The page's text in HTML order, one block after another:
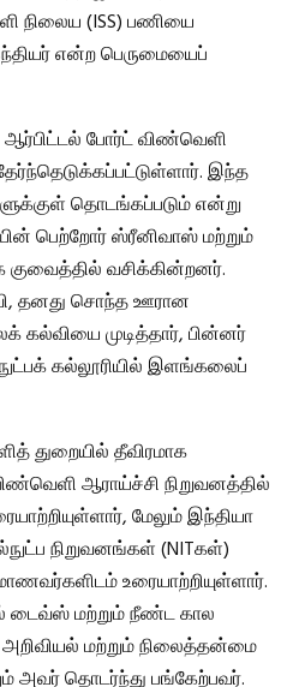
நிலைய (ISS) பணியை
என்ற பெருமையைப்
போர்ட் விண்வெளி
இந்த
தொடங்கப்படும் என்று
பெற்றோர் ஸ்ரீனிவாஸ் மற்றும்
வசிக்கின்றனர்.
தனது சொந்த ஊரான
கல்வியை முடித்தார், பின்னர்
கல்லூரியில் இளங்கலைப்
துறையில் தீவிரமாக
ஆராய்ச்சி நிறுவனத்தில்
மேலும் இந்தியா
நிறுவனங்கள் (NITகள்)
உரையாற்றியுள்ளார்.
மற்றும் நீண்ட கால
மற்றும் நிலைத்தன்மை
அவர் தொடர்ந்து பங்கேற்பவர்.